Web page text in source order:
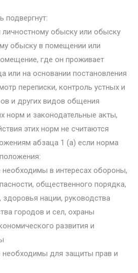
подвергнут:
личностному обыску или обыску
обыску в помещении или
где он проживает
или на основании постановления
переписки, контроль устных и
и других видов общения
норм и законодательные акты,
этих норм не считаются
абзаца 1 (а) если норма
в интересах обороны,
общественного порядка,
нации, руководства
городов и сел, охраны
развития и
для защиты прав и